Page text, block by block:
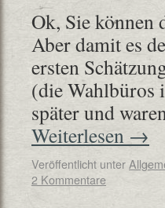
Ok, Sie können
Aber damit es
ersten
(die Wahlbüros
später und
Weiterlesen →
Veröffentlicht unter
2 Kommentare